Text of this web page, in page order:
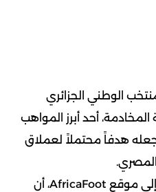
الوطني الجزائري
أحد أبرز المواهب
جعله هدفاً محتملاً لعملاق
المصري.
كشفت تقارير صحفية، استناداً إلى موقع AfricaFoot، أن